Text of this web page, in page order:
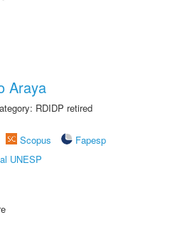
Araya
RDIDP retired
Scopus
Fapesp
UNESP